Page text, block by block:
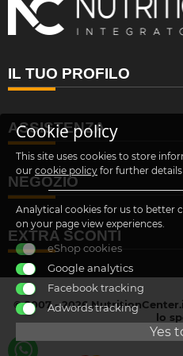
IL TUO PROFILO
ASSISTENZA
NEGOZIO
EXTRA SCONTI
© 2007 - 2026
lo
Cookie policy
This site uses cookies to store
our cookie policy for further
Analytical cookies for us to better
on your page view experiences.
eShop cookies
Google analytics
Facebook tracking
Adwords tracking
Yes